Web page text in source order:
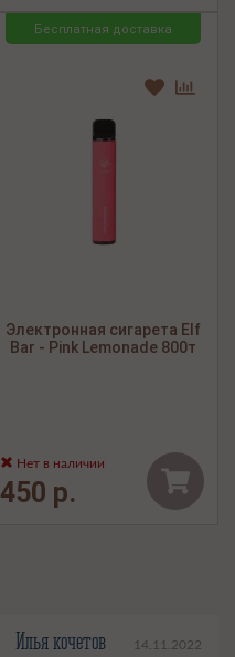
Бесплатная доставка
Электронная сигарета Elf
Bar - Pink Lemonade 800т
Нет в наличии
450 р.
Илья кочетов 14.11.2022